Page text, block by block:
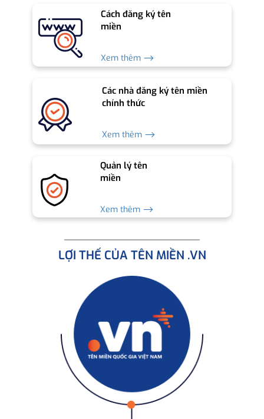
Cách đăng ký tên
miền
Xem thêm ⟶
Các nhà đăng ký tên miền
chính thức
Xem thêm ⟶
Quản lý tên
miền
Xem thêm ⟶
LỢI THẾ CỦA TÊN MIỀN .VN